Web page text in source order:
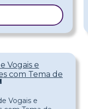
Vogais e
com Tema de